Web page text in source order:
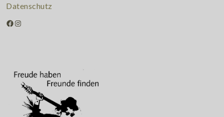
Datenschutz
Facebook Instagram